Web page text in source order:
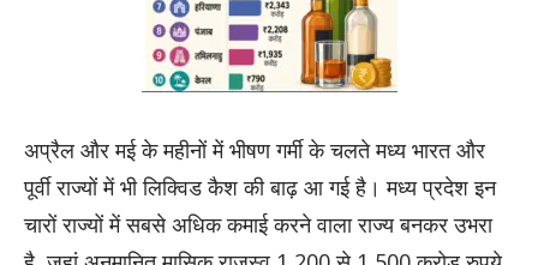
अप्रैल और मई के महीनों में भीषण गर्मी के चलते मध्य भारत और
पूर्वी राज्यों में भी लिक्विड कैश की बाढ़ आ गई है। मध्य प्रदेश इन
चारों राज्यों में सबसे अधिक कमाई करने वाला राज्य बनकर उभरा